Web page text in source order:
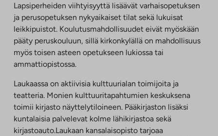
Lapsiperheiden viihtyisyyttä lisäävät varhaisopetuksen
ja perusopetuksen nykyaikaiset tilat sekä lukuisat
leikkipuistot. Koulutusmahdollisuudet eivät myöskään
pääty peruskouluun, sillä kirkonkylällä on mahdollisuus
myös toisen asteen opetukseen lukiossa tai
ammattiopistossa.
Laukaassa on aktiivisia kulttuurialan toimijoita ja
teatteria. Monien kulttuuritapahtumien keskuksena
toimii kirjasto näyttelytiloineen. Pääkirjaston lisäksi
kuntalaisia palvelevat kolme lähikirjastoa sekä
kirjastoauto.Laukaan kansalaisopisto tarjoaa